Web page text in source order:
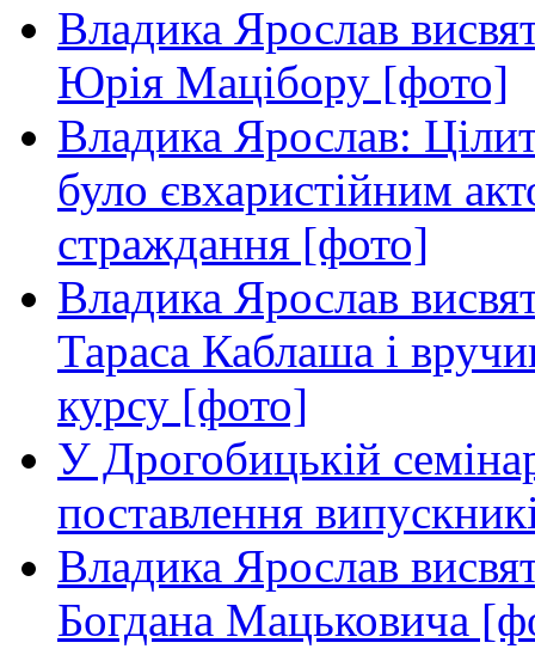
Владика Ярослав
Юрія Мацібору [фото]
Владика Ярослав:
було євхаристійним
страждання [фото]
Владика Ярослав
Тараса Каблаша і
курсу [фото]
У Дрогобицькій
поставлення
Владика Ярослав
Богдана Мацьковича